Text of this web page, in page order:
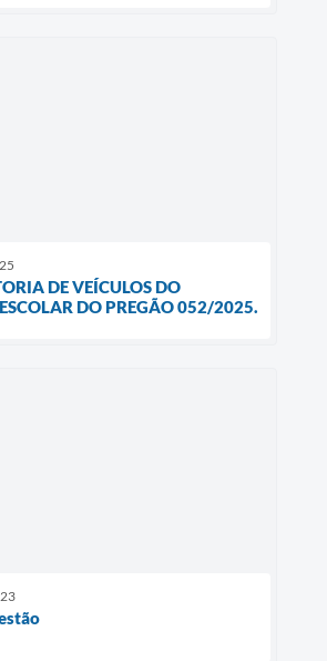
DE VEÍCULOS DO
DO PREGÃO 052/2025.